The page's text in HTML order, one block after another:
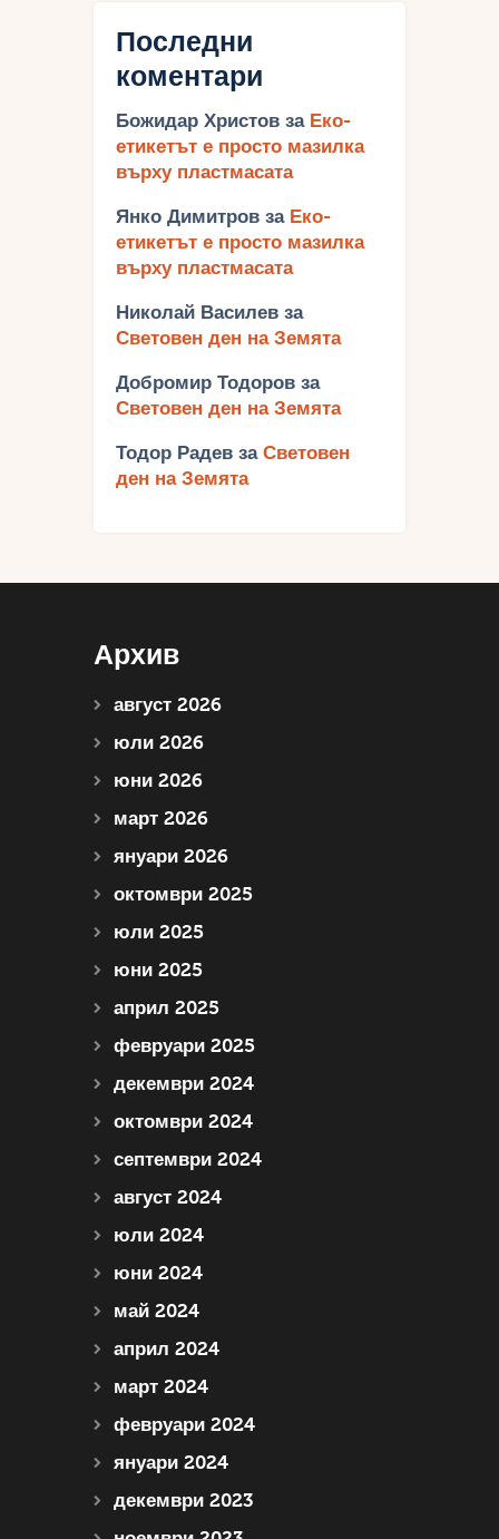
Последни
коментари
Божидар Христов за Еко-
етикетът е просто мазилка
върху пластмасата
Янко Димитров за Еко-
етикетът е просто мазилка
върху пластмасата
Николай Василев за
Световен ден на Земята
Добромир Тодоров за
Световен ден на Земята
Тодор Радев за Световен
ден на Земята
Архив
август 2026
юли 2026
юни 2026
март 2026
януари 2026
октомври 2025
юли 2025
юни 2025
април 2025
февруари 2025
декември 2024
октомври 2024
септември 2024
август 2024
юли 2024
юни 2024
май 2024
април 2024
март 2024
февруари 2024
януари 2024
декември 2023